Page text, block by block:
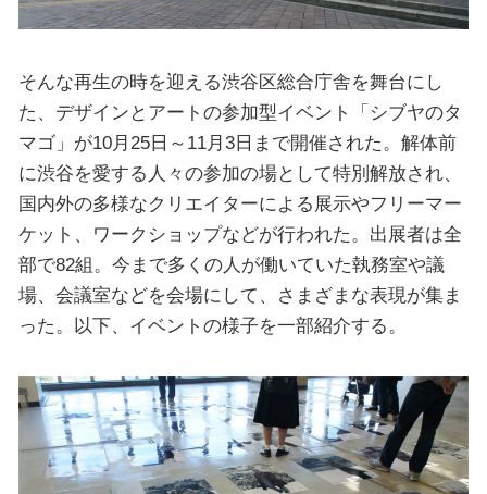
そんな再生の時を迎える渋谷区総合庁舎を舞台にし
た、デザインとアートの参加型イベント「シブヤのタ
マゴ」が10月25日～11月3日まで開催された。解体前
に渋谷を愛する人々の参加の場として特別解放され、
国内外の多様なクリエイターによる展示やフリーマー
ケット、ワークショップなどが行われた。出展者は全
部で82組。今まで多くの人が働いていた執務室や議
場、会議室などを会場にして、さまざまな表現が集ま
った。以下、イベントの様子を一部紹介する。